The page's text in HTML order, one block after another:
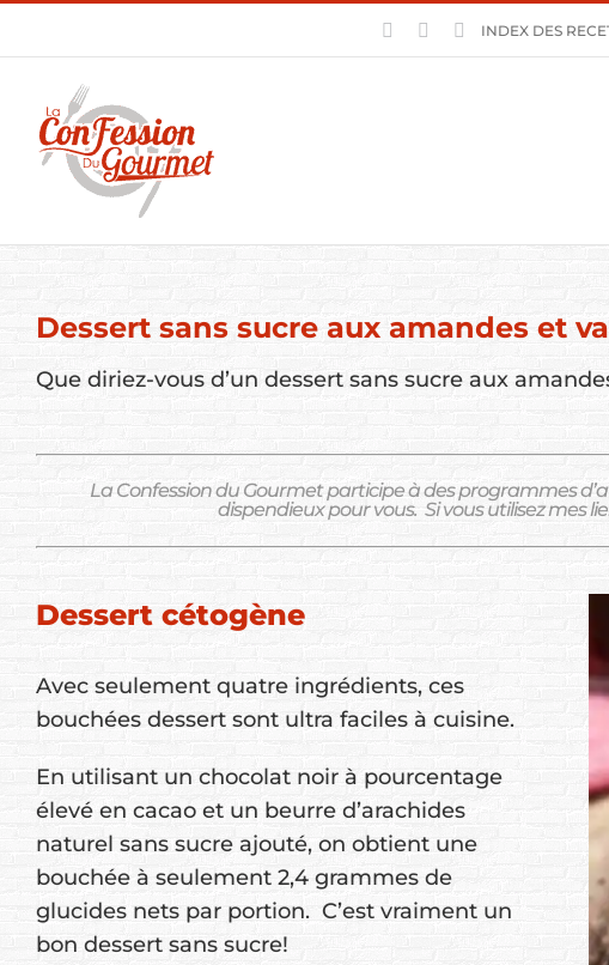
content
INDEX DES
FacebookPinterestYouTube
Dessert sans sucre aux amandes et
Que diriez-vous d’un dessert sans sucre aux
La Confession du Gourmet participe à des programmes
dispendieux pour vous. Si vous utilisez mes
Dessert cétogène
Avec seulement quatre ingrédients, ces
bouchées dessert sont ultra faciles à cuisine.
En utilisant un chocolat noir à pourcentage
élevé en cacao et un beurre d’arachides
naturel sans sucre ajouté, on obtient une
bouchée à seulement 2,4 grammes de
glucides nets par portion. C’est vraiment un
bon dessert sans sucre!